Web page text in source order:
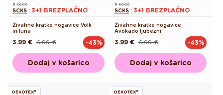
S kodo
SCKS : 3+1 BREZPLAČNO
Živahne kratke nogavice Volk
in luna
Redna 6.99 €
Akcijska
3.99 € -43%
Dodaj v košarico
S kodo
SCKS : 3+1 BREZPLAČNO
Živahne kratke nogavice
Avokado ljubezni
Redna 6.99 €
Akcijska
3.99 € -43%
Dodaj v košarico
OEKOTEX® OEKOTEX®